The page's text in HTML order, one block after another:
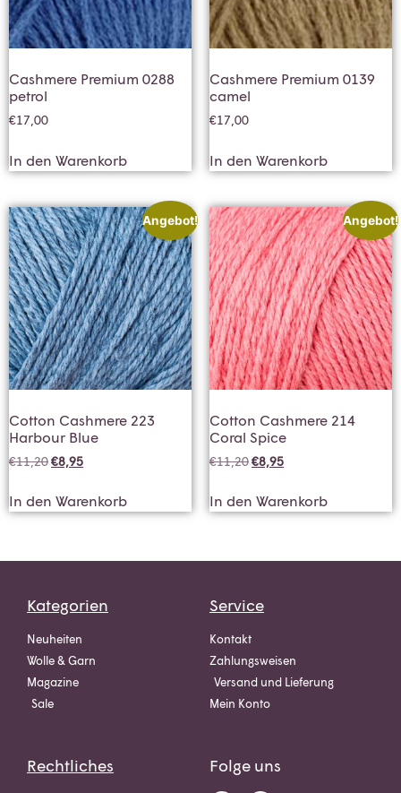
Cashmere Premium 0288
petrol
€17,00
In den Warenkorb
Cashmere Premium 0139
camel
€17,00
In den Warenkorb
Angebot!
Cotton Cashmere 223
Harbour Blue
€11,20€8,95
In den Warenkorb
Angebot!
Cotton Cashmere 214
Coral Spice
€11,20€8,95
In den Warenkorb
Kategorien
Neuheiten
Wolle & Garn
Magazine
Sale
Service
Kontakt
Zahlungsweisen
Versand und Lieferung
Mein Konto
Rechtliches Folge uns